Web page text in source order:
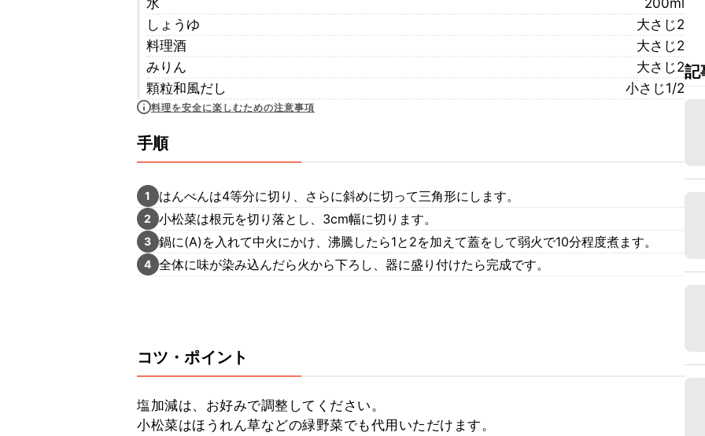
水
200ml
しょうゆ
大さじ2
料理酒
大さじ2
みりん
大さじ2
顆粒和風だし
小さじ1/2
料理を安全に楽しむための注意事項
手順
1 はんぺんは4等分に切り、さらに斜めに切って三角形にします。
2 小松菜は根元を切り落とし、3cm幅に切ります。
3 鍋に(A)を入れて中火にかけ、沸騰したら1と2を加えて蓋をして弱火で10分程度煮ます。
4 全体に味が染み込んだら火から下ろし、器に盛り付けたら完成です。
コツ・ポイント
塩加減は、お好みで調整してください。
小松菜はほうれん草などの緑野菜でも代用いただけます。
記